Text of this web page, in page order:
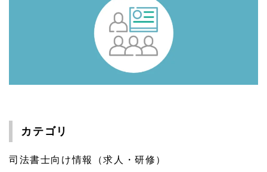
カテゴリ
司法書士向け情報（求人・研修）